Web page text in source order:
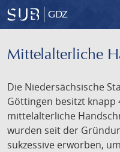
GDZ
Mittelalterliche
Die Niedersächsische
Göttingen besitzt knapp
mittelalterliche
wurden seit der
sukzessive erworben,